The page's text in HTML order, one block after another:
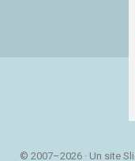
© 2007–2026 · Un site